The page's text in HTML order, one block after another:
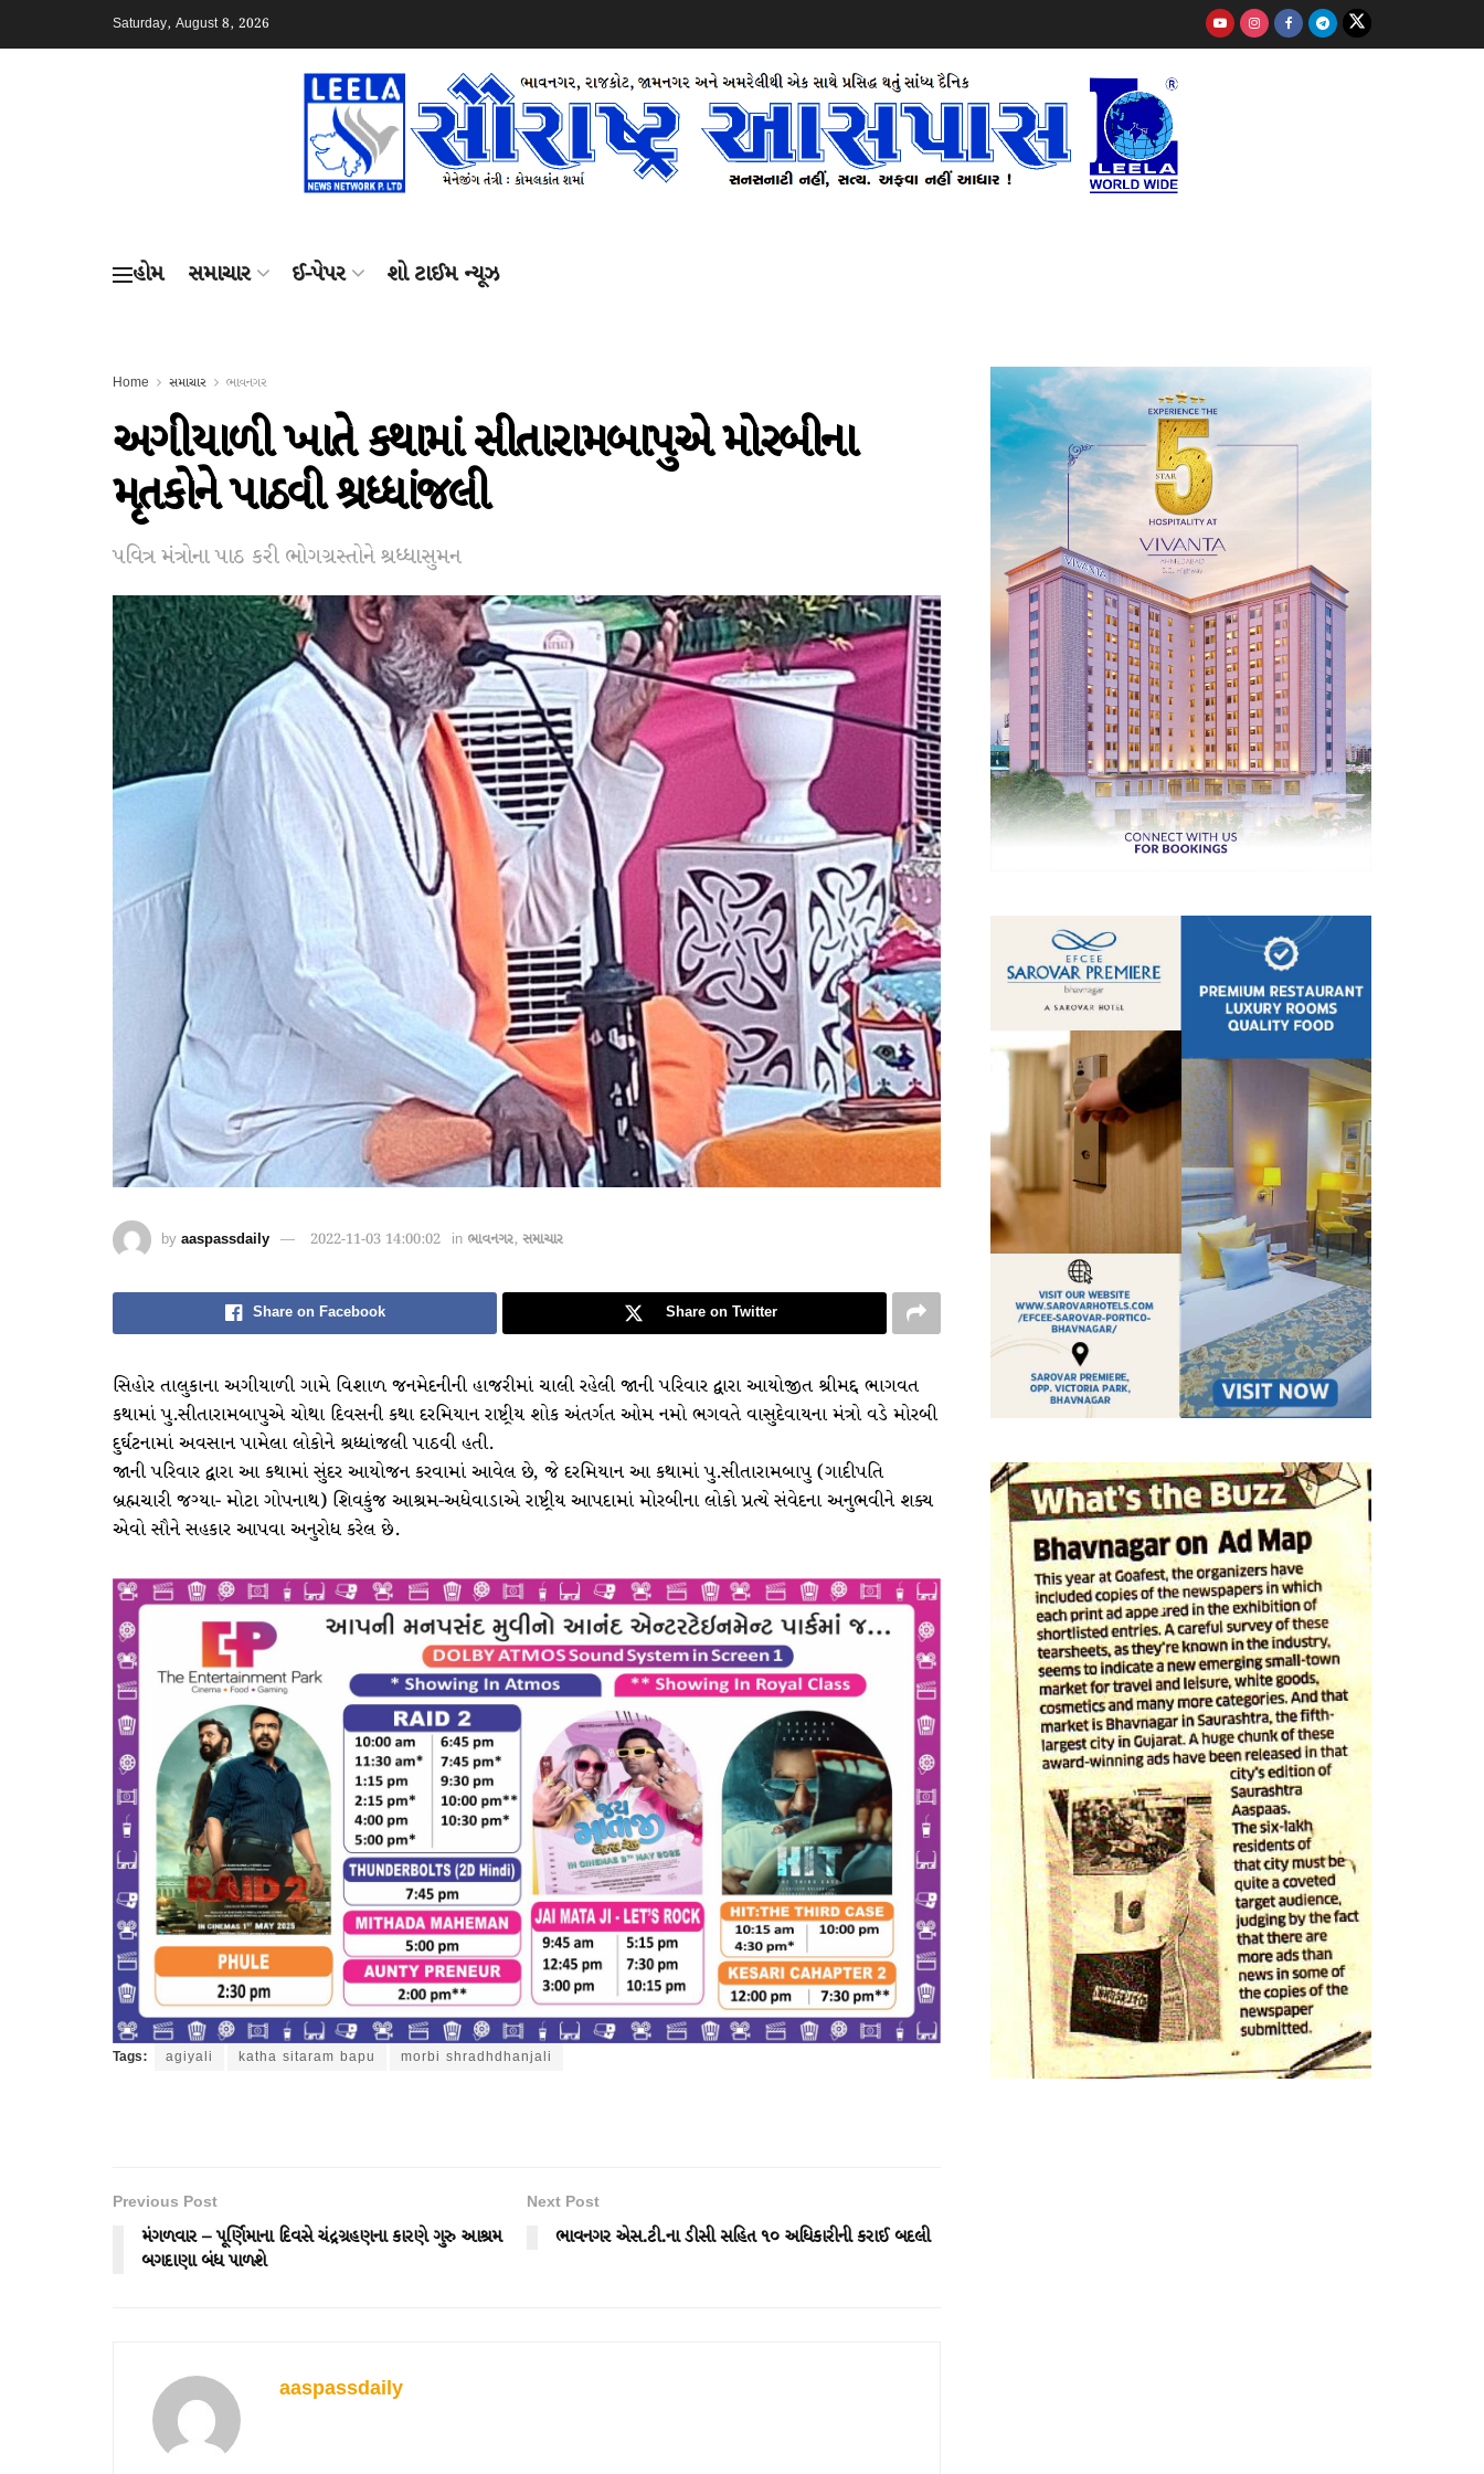
Saturday, August 8, 2026
હોમ સમાચાર ઈ-પેપર શો ટાઈમ ન્યૂઝ
Home સમાચાર ભાવનગર
અગીયાળી ખાતે કથામાં સીતારામબાપુએ મોરબીના
મૃતકોને પાઠવી શ્રધ્ધાંજલી
પવિત્ર મંત્રોના પાઠ કરી ભોગગ્રસ્તોને શ્રધ્ધાસુમન
by aaspassdaily 2022-11-03 14:00:02 in ભાવનગર, સમાચાર
Share on Facebook Share on Twitter
સિહોર તાલુકાના અગીયાળી ગામે વિશાળ જનમેદનીની હાજરીમાં ચાલી રહેલી જાની પરિવાર દ્વારા આયોજીત શ્રીમદ્દ ભાગવત
કથામાં પુ.સીતારામબાપુએ ચોથા દિવસની કથા દરમિયાન રાષ્ટ્રીય શોક અંતર્ગત ઓમ નમો ભગવતે વાસુદેવાયના મંત્રો વડે મોરબી
દુર્ઘટનામાં અવસાન પામેલા લોકોને શ્રધ્ધાંજલી પાઠવી હતી.
જાની પરિવાર દ્વારા આ કથામાં સુંદર આયોજન કરવામાં આવેલ છે, જે દરમિયાન આ કથામાં પુ.સીતારામબાપુ (ગાદીપતિ
બ્રહ્મચારી જગ્યા- મોટા ગોપનાથ) શિવકુંજ આશ્રમ-અધેવાડાએ રાષ્ટ્રીય આપદામાં મોરબીના લોકો પ્રત્યે સંવેદના અનુભવીને શક્ય
એવો સૌને સહકાર આપવા અનુરોધ કરેલ છે.
Tags: agiyali katha sitaram bapu morbi shradhdhanjali
Previous Post
મંગળવાર – પૂર્ણિમાના દિવસે ચંદ્રગ્રહણના કારણે ગુરુ આશ્રમ
બગદાણા બંધ પાળશે
Next Post
ભાવનગર એસ.ટી.ના ડીસી સહિત ૧૦ અધિકારીની કરાઈ બદલી
aaspassdaily